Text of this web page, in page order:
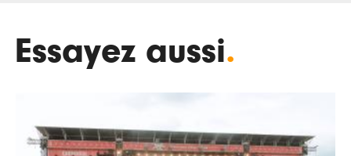
Essayez aussi.